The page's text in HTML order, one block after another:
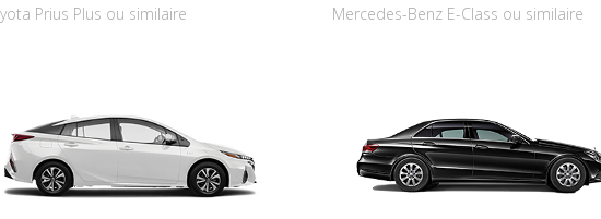
Prius Plus ou similaire Mercedes-Benz E-Class ou similaire